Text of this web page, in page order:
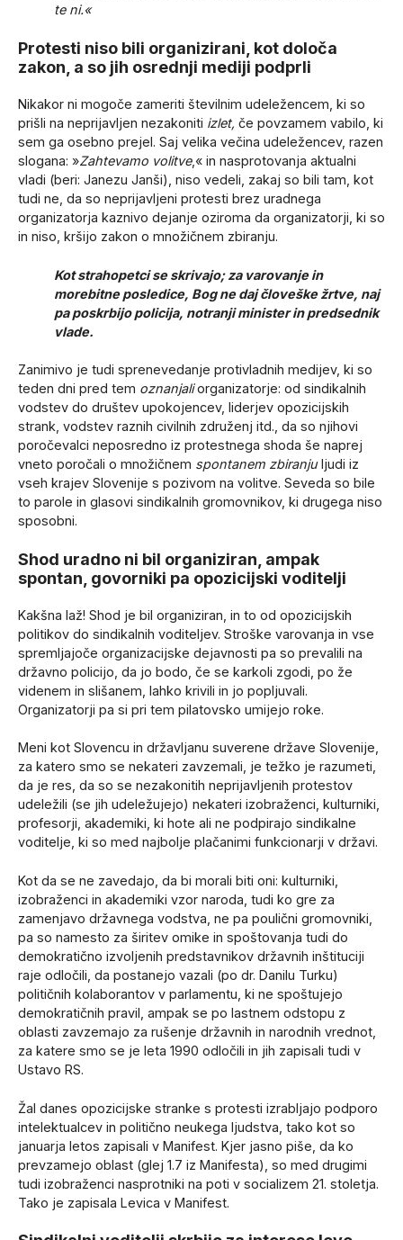
te ni.«
Protesti niso bili organizirani, kot določa
zakon, a so jih osrednji mediji podprli
Nikakor ni mogoče zameriti številnim udeležencem, ki so
prišli na neprijavljen nezakoniti izlet, če povzamem vabilo, ki
sem ga osebno prejel. Saj velika večina udeležencev, razen
slogana: »Zahtevamo volitve,« in nasprotovanja aktualni
vladi (beri: Janezu Janši), niso vedeli, zakaj so bili tam, kot
tudi ne, da so neprijavljeni protesti brez uradnega
organizatorja kaznivo dejanje oziroma da organizatorji, ki so
in niso, kršijo zakon o množičnem zbiranju.
Kot strahopetci se skrivajo; za varovanje in
morebitne posledice, Bog ne daj človeške žrtve, naj
pa poskrbijo policija, notranji minister in predsednik
vlade.
Zanimivo je tudi sprenevedanje protivladnih medijev, ki so
teden dni pred tem oznanjaliorganizatorje: od sindikalnih
vodstev do društev upokojencev, liderjev opozicijskih
strank, vodstev raznih civilnih združenj itd., da so njihovi
poročevalci neposredno iz protestnega shoda še naprej
vneto poročali o množičnem spontanem zbiranjuljudi iz
vseh krajev Slovenije s pozivom na volitve. Seveda so bile
to parole in glasovi sindikalnih gromovnikov, ki drugega niso
sposobni.
Shod uradno ni bil organiziran, ampak
spontan, govorniki pa opozicijski voditelji
Kakšna laž! Shod je bil organiziran, in to od opozicijskih
politikov do sindikalnih voditeljev. Stroške varovanja in vse
spremljajoče organizacijske dejavnosti pa so prevalili na
državno policijo, da jo bodo, če se karkoli zgodi, po že
videnem in slišanem, lahko krivili in jo popljuvali.
Organizatorji pa si pri tem pilatovsko umijejo roke.
Meni kot Slovencu in državljanu suverene države Slovenije,
za katero smo se nekateri zavzemali, je težko je razumeti,
da je res, da so se nezakonitih neprijavljenih protestov
udeležili (se jih udeležujejo) nekateri izobraženci, kulturniki,
profesorji, akademiki, ki hote ali ne podpirajo sindikalne
voditelje, ki so med najbolje plačanimi funkcionarji v državi.
Kot da se ne zavedajo, da bi morali biti oni: kulturniki,
izobraženci in akademiki vzor naroda, tudi ko gre za
zamenjavo državnega vodstva, ne pa poulični gromovniki,
pa so namesto za širitev omike in spoštovanja tudi do
demokratično izvoljenih predstavnikov državnih inštituciji
raje odločili, da postanejo vazali (po dr. Danilu Turku)
političnih kolaborantov v parlamentu, ki ne spoštujejo
demokratičnih pravil, ampak se po lastnem odstopu z
oblasti zavzemajo za rušenje državnih in narodnih vrednot,
za katere smo se je leta 1990 odločili in jih zapisali tudi v
Ustavo RS.
Žal danes opozicijske stranke s protesti izrabljajo podporo
intelektualcev in politično neukega ljudstva, tako kot so
januarja letos zapisali v Manifest. Kjer jasno piše, da ko
prevzamejo oblast (glej 1.7 iz Manifesta), so med drugimi
tudi izobraženci nasprotniki na poti v socializem 21. stoletja.
Tako je zapisala Levica v Manifest.